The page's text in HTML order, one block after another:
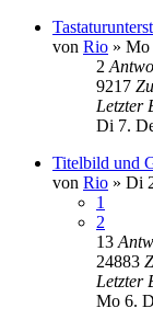
von Rio » Mo
2
9217
Letzter
Di 7.
Titelbild und
von Rio » Di
1
2
13
24883
Letzter
Mo 6.